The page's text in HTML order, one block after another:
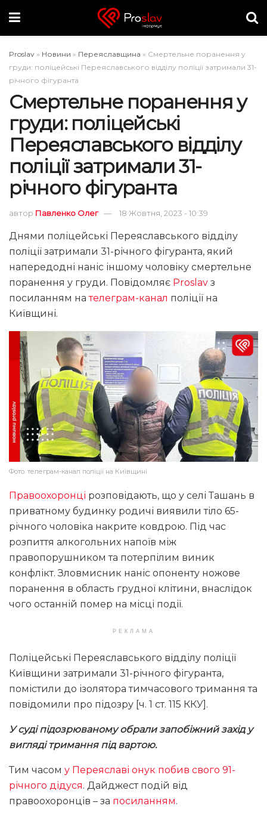
Proslav » Новини » Переяславщина » Смертельне поранення у
груди: поліцейські Переяславського відділу поліції затримали 31-
річного фігуранта
Смертельне поранення у
груди: поліцейські
Переяславського відділу
поліції затримали 31-
річного фігуранта
автор Павленко Олег 18 Жовтня, 2023 - 10:39
Днями поліцейські Переяславського відділу
поліції затримали 31-річного фігуранта, який
напередодні наніс іншому чоловіку смертельне
поранення у груди. Повідомляє Proslav з
посиланням нателеграм-канал поліції на
Київщині.
Фото: телеграм-канал поліції на Київщині
Правоохоронці розповідають, що у селі Ташань в
приватному будинку родичі виявили тіло 65-
річного чоловіка накрите ковдрою. Під час
розпиття алкогольних напоїв між
правопорушником та потерпілим виник
конфлікт. Зловмисник наніс опоненту ножове
поранення в область грудної клітини, внаслідок
чого останній помер на місці події.
РЕКЛАМА
Поліцейські Переяславського відділу поліції
Київщини затримали 31-річного фігуранта,
помістили до ізолятора тимчасового тримання та
повідомили про підозру [ч. 1 ст. 115 ККУ].
У суді підозрюваному обрали запобіжний захід у
вигляді тримання під вартою.
Тим часом у Переяславі онук побив свого 91-
річного дідуся. Дайджест подій від
правоохоронців – за посиланням.